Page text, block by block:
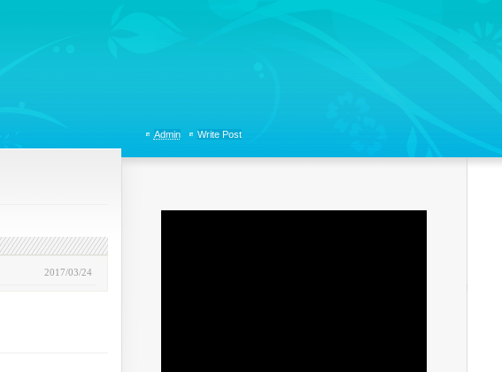
2017/03/24
Admin Write Post